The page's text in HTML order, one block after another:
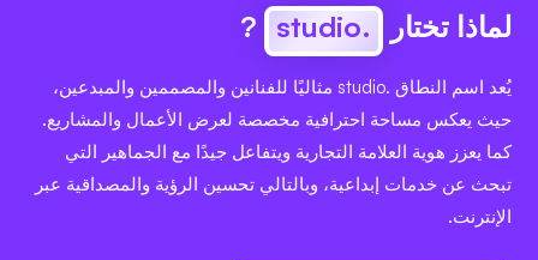
لماذا تختار .studio
?
يُعد اسم النطاق .studio مثاليًا للفنانين والمصممين والمبدعين،
حيث يعكس مساحة احترافية مخصصة لعرض الأعمال والمشاريع.
كما يعزز هوية العلامة التجارية ويتفاعل جيدًا مع الجماهير التي
تبحث عن خدمات إبداعية، وبالتالي تحسين الرؤية والمصداقية عبر
الإنترنت.